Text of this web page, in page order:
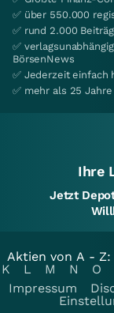
✅ über 550.000
✅ rund 2.000
✅
BörsenNews
✅ Jederzeit einfach
✅ mehr als 25
Ihre
Jetzt
Aktien von A - Z:
K
L M N O
Impressum